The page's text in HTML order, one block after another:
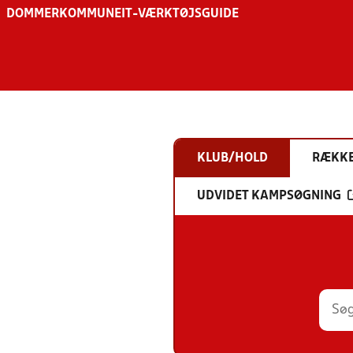
DOMMER KOMMUNE IT-VÆRKTØJSGUIDE
KLUB/HOLD
UDVIDET KAMPSØGNING